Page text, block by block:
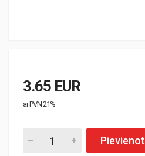
3.65 EUR
ar PVN 21%
Pievienot